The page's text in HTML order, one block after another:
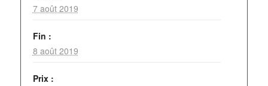
7 août 2019
Fin :
8 août 2019
Prix :